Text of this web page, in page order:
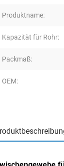
Produktname:
Kapazität für Rohr:
Packmaß:
OEM: